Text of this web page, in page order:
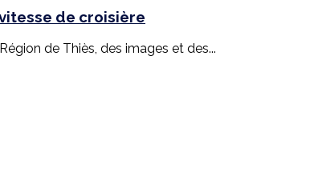
de croisière
de Thiès, des images et des...